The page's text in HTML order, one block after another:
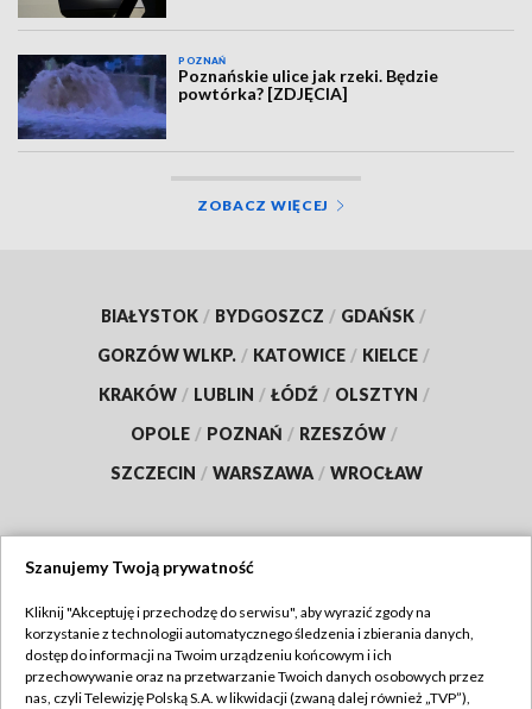
POZNAŃ
Poznańskie ulice jak rzeki. Będzie
powtórka? [ZDJĘCIA]
ZOBACZ WIĘCEJ
BIAŁYSTOK / BYDGOSZCZ / GDAŃSK /
GORZÓW WLKP. / KATOWICE / KIELCE /
KRAKÓW / LUBLIN / ŁÓDŹ / OLSZTYN /
OPOLE / POZNAŃ / RZESZÓW /
SZCZECIN / WARSZAWA / WROCŁAW
TVP
Abonament TVP
Regulamin TVP
Szanujemy Twoją prywatność
Kliknij "Akceptuję i przechodzę do serwisu", aby wyrazić zgody na
korzystanie z technologii automatycznego śledzenia i zbierania danych,
dostęp do informacji na Twoim urządzeniu końcowym i ich
przechowywanie oraz na przetwarzanie Twoich danych osobowych przez
nas, czyli Telewizję Polską S.A. w likwidacji (zwaną dalej również „TVP”),